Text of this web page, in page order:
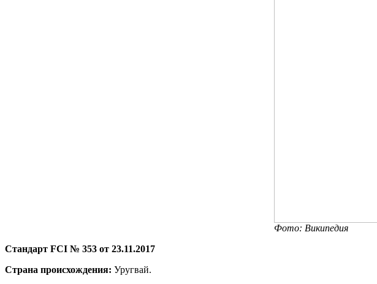
Фото: Википедия
Стандарт FCI № 353 от 23.11.2017
Страна происхождения: Уругвай.